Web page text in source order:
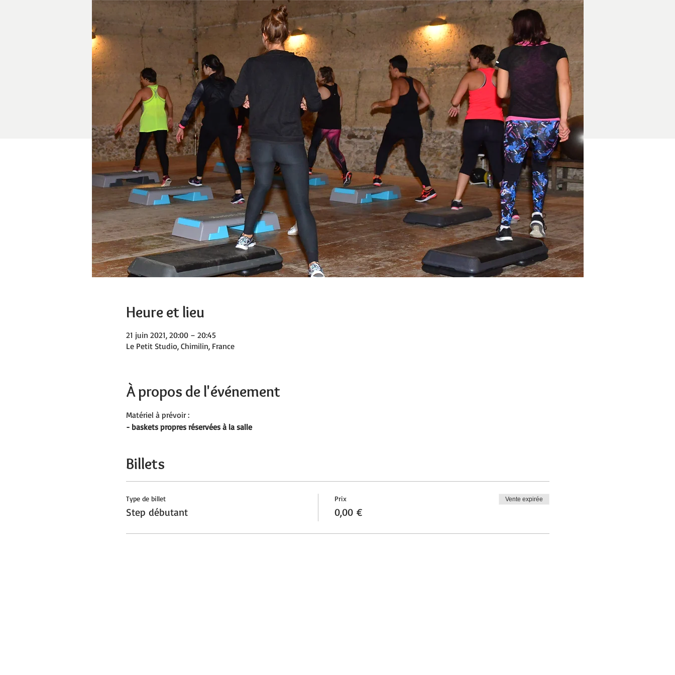
Heure et lieu
21 juin 2021, 20:00 – 20:45
Le Petit Studio, Chimilin, France
À propos de l'événement
Matériel à prévoir :
- baskets propres réservées à la salle
Billets
Type de billet
Step débutant
Prix
0,00 €
Vente expirée